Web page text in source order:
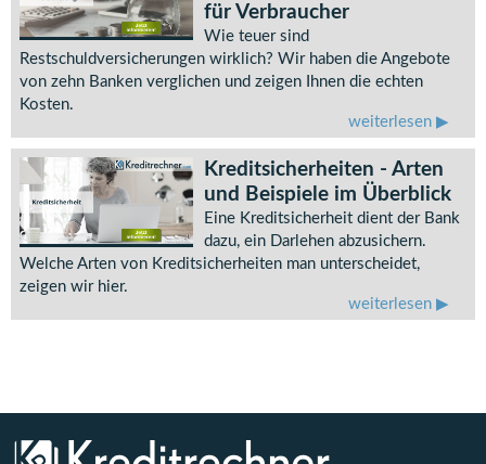
für Verbraucher
Wie teuer sind
Restschuldversicherungen wirklich? Wir haben die Angebote
von zehn Banken verglichen und zeigen Ihnen die echten
Kosten.
weiterlesen
Kreditsicherheiten - Arten
und Beispiele im Überblick
Eine Kreditsicherheit dient der Bank
dazu, ein Darlehen abzusichern.
Welche Arten von Kreditsicherheiten man unterscheidet,
zeigen wir hier.
weiterlesen